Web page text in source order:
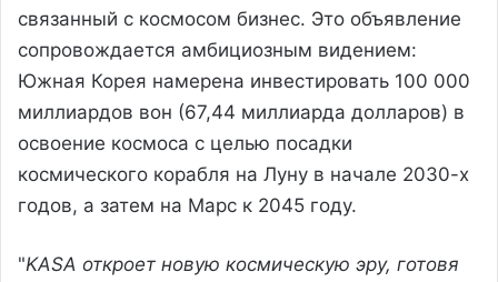
связанный с космосом бизнес. Это объявление
сопровождается амбициозным видением:
Южная Корея намерена инвестировать 100 000
миллиардов вон (67,44 миллиарда долларов) в
освоение космоса с целью посадки
космического корабля на Луну в начале 2030-х
годов, а затем на Марс к 2045 году.
"KASA откроет новую космическую эру, готовя